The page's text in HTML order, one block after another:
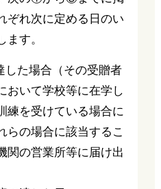
ぞれ次に定める日のい
す。
た場合（その受贈者
おいて学校等に在学し
練を受けている場合に
らの場合に該当するこ
関の営業所等に届け出